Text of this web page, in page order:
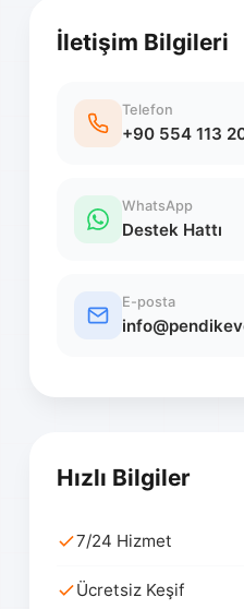
İletişim Bilgileri
Telefon
+90 554 113
WhatsApp
Destek Hattı
E-posta
Hızlı Bilgiler
7/24 Hizmet
Ücretsiz Keşif